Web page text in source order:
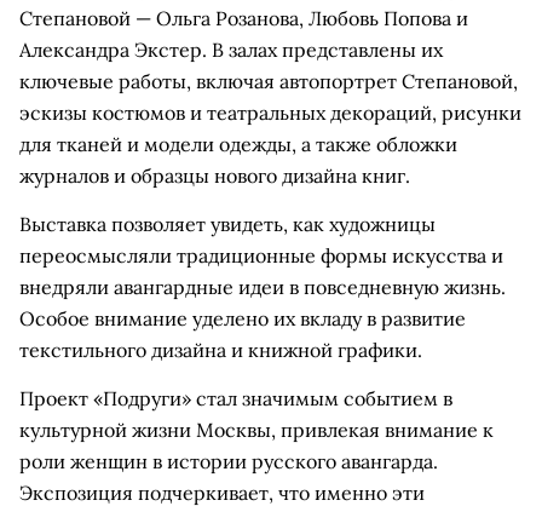
Степановой — Ольга Розанова, Любовь Попова и
Александра Экстер. В залах представлены их
ключевые работы, включая автопортрет Степановой,
эскизы костюмов и театральных декораций, рисунки
для тканей и модели одежды, а также обложки
журналов и образцы нового дизайна книг.
Выставка позволяет увидеть, как художницы
переосмысляли традиционные формы искусства и
внедряли авангардные идеи в повседневную жизнь.
Особое внимание уделено их вкладу в развитие
текстильного дизайна и книжной графики.
Проект «Подруги» стал значимым событием в
культурной жизни Москвы, привлекая внимание к
роли женщин в истории русского авангарда.
Экспозиция подчеркивает, что именно эти